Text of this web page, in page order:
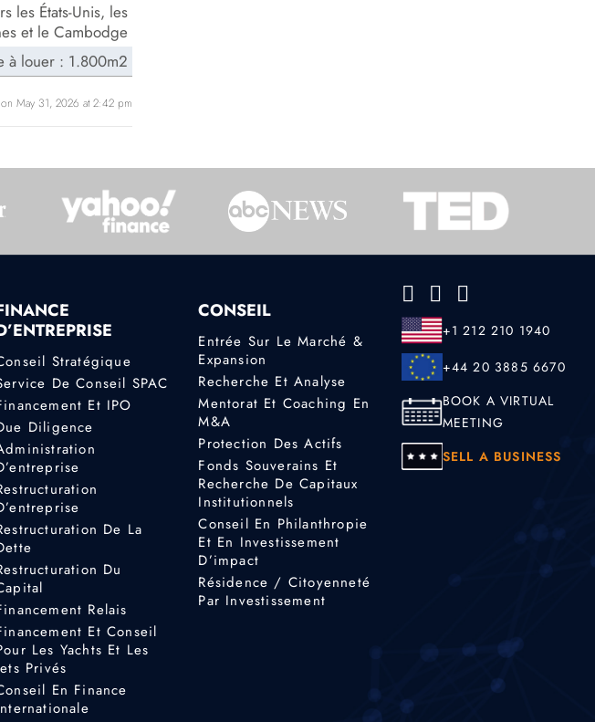
les États-Unis, les
et le Cambodge
à louer : 1.800m2
May 31, 2026 at 2:42 pm
Stratégique
De Conseil SPAC
Et IPO
Diligence
De La
Du
Relais
Et Conseil
Les Yachts Et Les
Privés
En Finance
CONSEIL
Entrée Sur Le Marché &
Expansion
Recherche Et Analyse
Mentorat Et Coaching En
M&A
Protection Des Actifs
Fonds Souverains Et
Recherche De Capitaux
Institutionnels
Conseil En Philanthropie
Et En Investissement
D’impact
Résidence / Citoyenneté
Par Investissement
+1 212 210 1940
+44 20 3885 6670
BOOK A VIRTUAL
MEETING
SELL A BUSINESS